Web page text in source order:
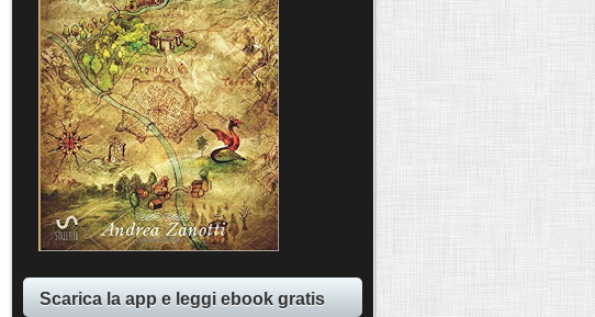
Scarica la app e leggi ebook gratis